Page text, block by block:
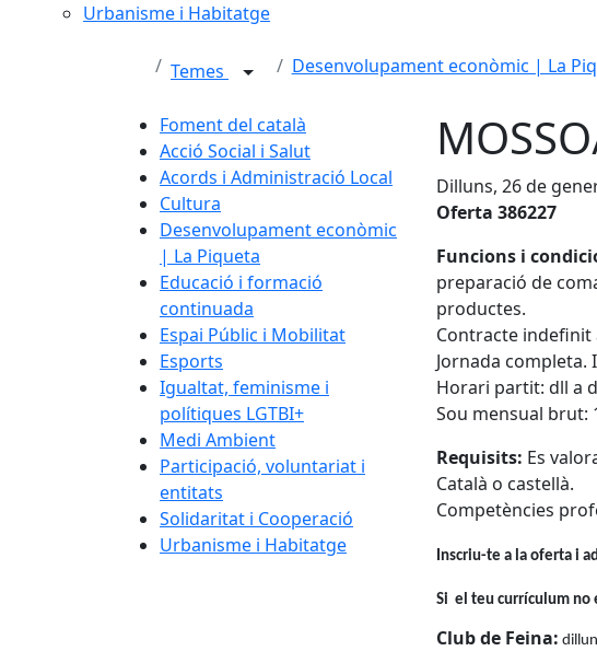
Urbanisme i Habitatge
Temes Desenvolupament econòmic | La
Foment del català
Acció Social i Salut
Acords i Administració Local
Cultura
Desenvolupament econòmic
| La Piqueta
Educació i formació
continuada
Espai Públic i Mobilitat
Esports
Igualtat, feminisme i
polítiques LGTBI+
Medi Ambient
Participació, voluntariat i
entitats
Solidaritat i Cooperació
Urbanisme i Habitatge
Dilluns, 26 de
Oferta 386227
Funcions i
preparació de
productes.
Contracte indefinit
Jornada
Horari partit: dll a
Sou mensual brut:
Requisits: Es
Català o castellà.
Competències
Inscriu-te a la oferta i
Si el teu currículum no
Club de Feina: